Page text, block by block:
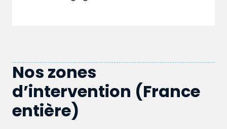
Nos zones
d’intervention (France
entière)